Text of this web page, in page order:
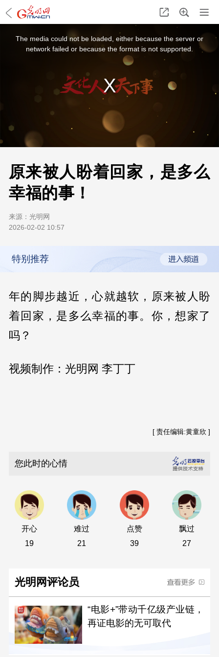
The media could not be loaded, either because the server or
network failed or because the format is not supported.
原来被人盼着回家，是多么
幸福的事！
来源： 光明网
2026-02-02 10:57
特别推荐
年的脚步越近，心就越软，原来被人盼
着回家，是多么幸福的事。你，想家了
吗？
视频制作：光明网 李丁丁
[ 责任编辑:黄童欣 ]
您此时的心情
开心
19
难过
21
点赞
39
飘过
27
光明网评论员
“电影+”带动千亿级产业链，
再证电影的无可取代